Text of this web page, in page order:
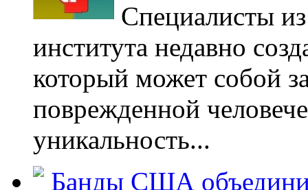
Специалисты
института недавно
который может собой
поврежденной
уникальность...
Банды США